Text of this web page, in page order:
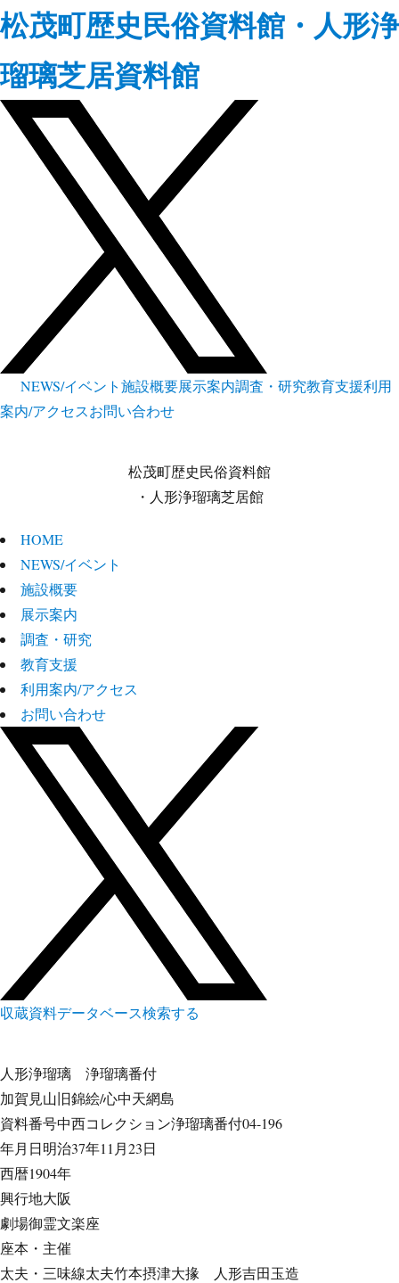
松茂町歴史民俗資料館・人形浄
瑠璃芝居資料館
NEWS/イベント施設概要展示案内調査・研究教育支援利用
案内/アクセスお問い合わせ
松茂町歴史民俗資料館
・人形浄瑠璃芝居館
HOME
NEWS/イベント
施設概要
展示案内
調査・研究
教育支援
利用案内/アクセス
お問い合わせ
収蔵資料データベース検索する
人形浄瑠璃 浄瑠璃番付
加賀見山旧錦絵/心中天網島
資料番号中西コレクション浄瑠璃番付04-196
年月日明治37年11月23日
西暦1904年
興行地大阪
劇場御霊文楽座
座本・主催
太夫・三味線太夫竹本摂津大掾 人形吉田玉造